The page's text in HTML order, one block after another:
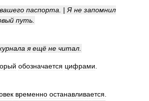
вашего паспорта | Я не запомнил
путь
я ещё не читал
обозначается цифрами
временно останавливается